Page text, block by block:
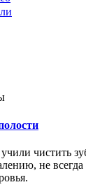
чистить
не всегда